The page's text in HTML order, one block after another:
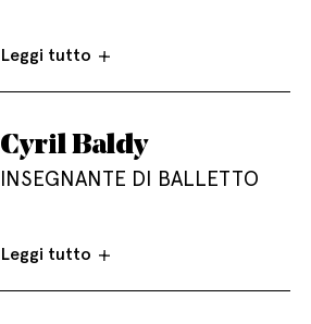
Leggi tutto
Cyril Baldy
INSEGNANTE DI BALLETTO
Leggi tutto